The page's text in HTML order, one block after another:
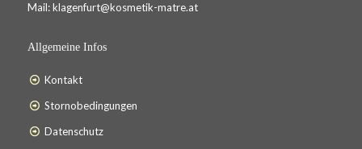
Mail:klagenfurt@kosmetik-matre.at
Allgemeine Infos
Kontakt
Stornobedingungen
Datenschutz